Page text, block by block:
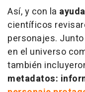
Así, y con la
científicos
personajes.
en el universo
también
metadatos: